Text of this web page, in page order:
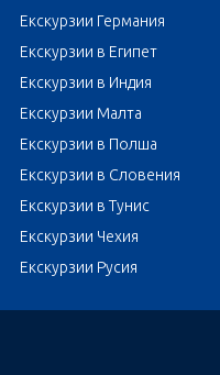
Екскурзии Германия
Екскурзии в Египет
Екскурзии в Индия
Екскурзии Малта
Екскурзии в Полша
Екскурзии в Словения
Екскурзии в Тунис
Екскурзии Чехия
Екскурзии Русия